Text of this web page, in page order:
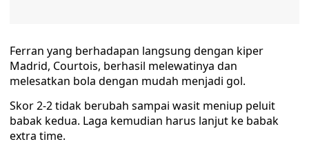
Ferran yang berhadapan langsung dengan kiper
Madrid, Courtois, berhasil melewatinya dan
melesatkan bola dengan mudah menjadi gol.
Skor 2-2 tidak berubah sampai wasit meniup peluit
babak kedua. Laga kemudian harus lanjut ke babak
extra time.